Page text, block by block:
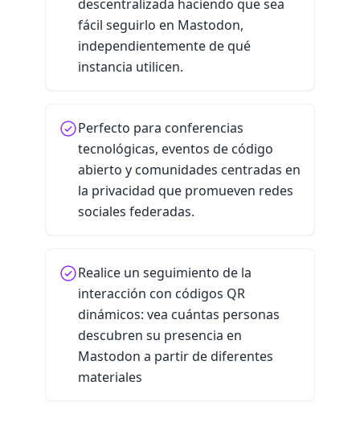
descentralizada haciendo que sea
fácil seguirlo en Mastodon,
independientemente de qué
instancia utilicen.
Perfecto para conferencias
tecnológicas, eventos de código
abierto y comunidades centradas en
la privacidad que promueven redes
sociales federadas.
Realice un seguimiento de la
interacción con códigos QR
dinámicos: vea cuántas personas
descubren su presencia en
Mastodon a partir de diferentes
materiales